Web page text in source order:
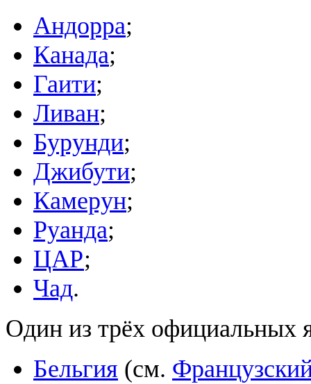
Андорра;
Канада;
Гаити;
Ливан;
Бурунди;
Джибути;
Камерун;
Руанда;
ЦАР;
Чад.
Один из трёх официальных
Бельгия (см.